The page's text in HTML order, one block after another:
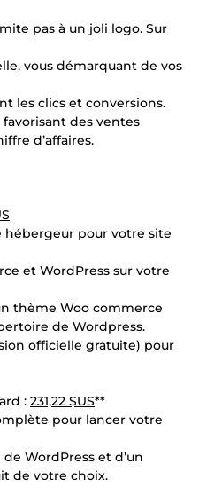
pas à un joli logo. Sur
vous démarquant de vos
les clics et conversions.
des ventes
d’affaires.
hébergeur pour votre site
et WordPress sur votre
thème Woo commerce
de Wordpress.
officielle gratuite) pour
: 231,22 $US**
pour lancer votre
WordPress et d’un
de votre choix.